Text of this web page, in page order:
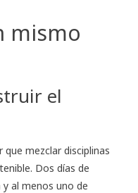
mismo
el
mezclar disciplinas
Dos días de
al menos uno de